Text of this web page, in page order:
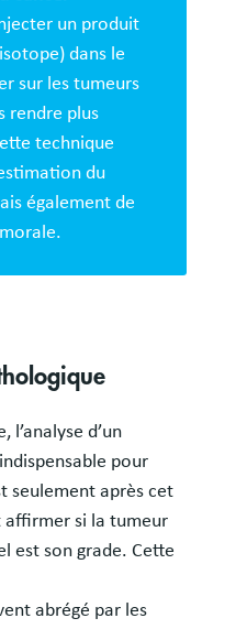
un produit
dans le
sur les tumeurs
rendre plus
technique
du
également de
l’analyse d’un
pour
seulement après cet
affirmer si la tumeur
est son grade. Cette
abrégé par les